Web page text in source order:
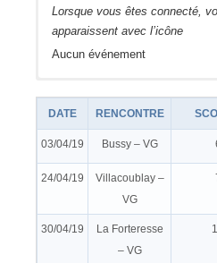
Lorsque vous êtes connecté,
apparaissent avec l’icône
Aucun événement
avant la compétition.
Aucun événement
Aucun événement
DATE RENCONTRE
03/04/19 Bussy – VG
24/04/19
Villacoublay –
VG
30/04/19
La Forteresse
– VG